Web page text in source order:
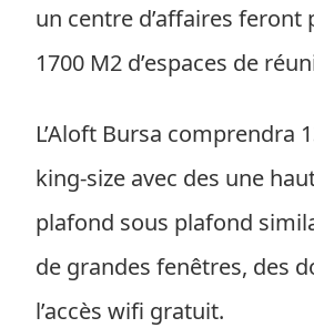
un centre d’affaires feront
1700 M2 d’espaces de
L’Aloft Bursa comprendra
king-size avec des une
plafond sous plafond
de grandes fenêtres, des
l’accès wifi gratuit.